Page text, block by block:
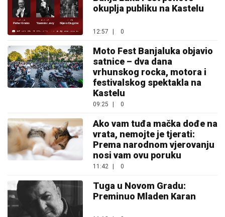
okuplja publiku na Kastelu
12:57 | 0
Moto Fest Banjaluka objavio
satnice – dva dana
vrhunskog rocka, motora i
festivalskog spektakla na
Kastelu
09:25 | 0
Ako vam tuđa mačka dođe na
vrata, nemojte je tjerati:
Prema narodnom vjerovanju
nosi vam ovu poruku
11:42 | 0
Tuga u Novom Gradu:
Preminuo Mladen Karan